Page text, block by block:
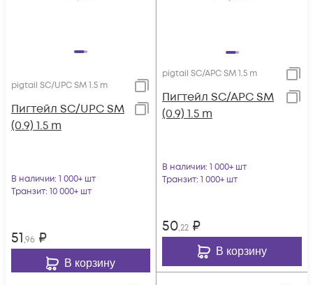
pigtail SC/UPC SM 1.5 m
Пигтейл SC/UPC SM
(0.9) 1.5 m
В наличии: 1 000+ шт
Транзит: 10 000+ шт
51,96 ₽
В корзину
pigtail SC/APC SM 1.5 m
Пигтейл SC/APC SM
(0.9) 1.5 m
В наличии: 1 000+ шт
Транзит: 1 000+ шт
50,22 ₽
В корзину